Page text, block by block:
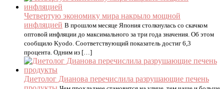
Четвертую экономику мира накрыло мощной
инфляцией В прошлом месяце Япония столкнулась со скачком
оптовой инфляции до максимального за три года значения. Об этом
сообщило Kyodo. Соответствующий показатель достиг 6,3
процента. Одним из […]
Диетолог Дианова перечислила разрушающие печень